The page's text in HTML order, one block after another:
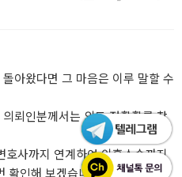
아왔다면 그 마음은 이루 말할 수
뢰인분께서는 외도 정황황를 찾
사까지 연계하여 이혼소송까지
확인해 보겠습니다.